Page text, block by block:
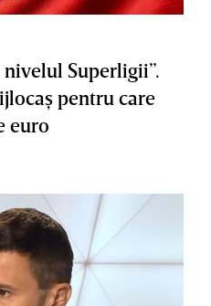
Superligii”.
pentru care
euro